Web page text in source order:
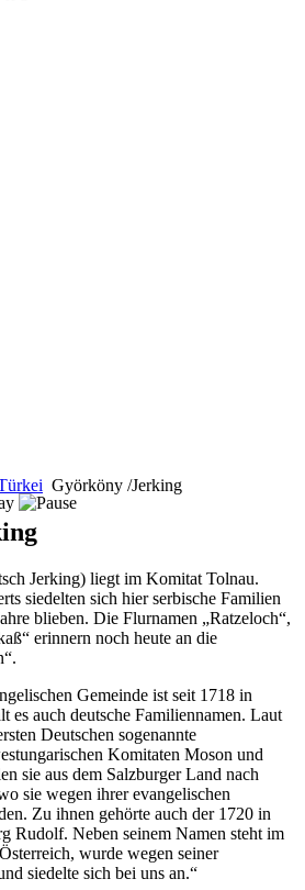
Györköny /Jerking
Jerking) liegt im Komitat Tolnau.
siedelten sich hier serbische Familien
blieben. Die Flurnamen „Ratzeloch“,
erinnern noch heute an die
Gemeinde ist seit 1718 in
es auch deutsche Familiennamen. Laut
Deutschen sogenannte
Komitaten Moson und
sie aus dem Salzburger Land nach
sie wegen ihrer evangelischen
Zu ihnen gehörte auch der 1720 in
Rudolf. Neben seinem Namen steht im
wurde wegen seiner
siedelte sich bei uns an.“